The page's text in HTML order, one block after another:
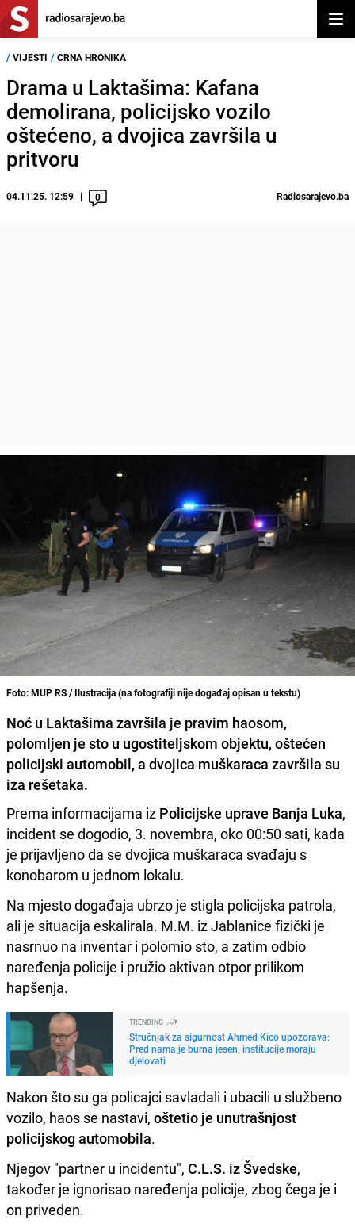
/ VIJESTI / CRNA HRONIKA
Drama u Laktašima: Kafana
demolirana, policijsko vozilo
oštećeno, a dvojica završila u
pritvoru
04.11.25. 12:59 0 Radiosarajevo.ba
Foto: MUP RS / Ilustracija (na fotografiji nije događaj opisan u tekstu)
Noć u Laktašima završila je pravim haosom,
polomljen je sto u ugostiteljskom objektu, oštećen
policijski automobil, a dvojica muškaraca završila su
iza rešetaka.
Prema informacijama iz Policijske uprave Banja Luka,
incident se dogodio, 3. novembra, oko 00:50 sati, kada
je prijavljeno da se dvojica muškaraca svađaju s
konobarom u jednom lokalu.
Na mjesto događaja ubrzo je stigla policijska patrola,
ali je situacija eskalirala. M.M. iz Jablanice fizički je
nasrnuo na inventar i polomio sto, a zatim odbio
naređenja policije i pružio aktivan otpor prilikom
hapšenja.
TRENDING
Stručnjak za sigurnost Ahmed Kico upozorava:
Pred nama je burna jesen, institucije moraju
djelovati
Nakon što su ga policajci savladali i ubacili u službeno
vozilo, haos se nastavi, oštetio je unutrašnjost
policijskog automobila.
Njegov "partner u incidentu", C.L.S. iz Švedske,
također je ignorisao naređenja policije, zbog čega je i
on priveden.